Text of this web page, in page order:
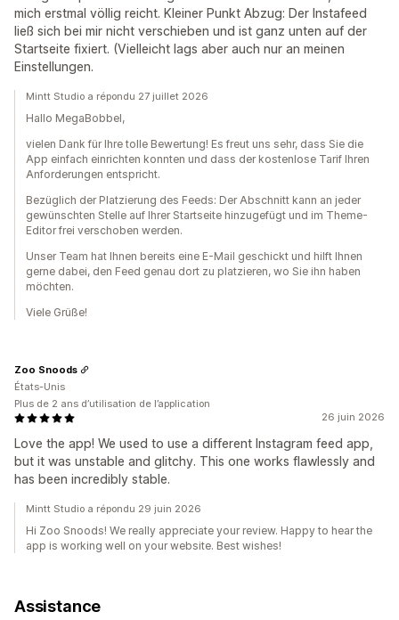
mich erstmal völlig reicht. Kleiner Punkt Abzug: Der Instafeed
ließ sich bei mir nicht verschieben und ist ganz unten auf der
Startseite fixiert. (Vielleicht lags aber auch nur an meinen
Einstellungen.
Mintt Studio a répondu 27 juillet 2026
Hallo MegaBobbel,
vielen Dank für Ihre tolle Bewertung! Es freut uns sehr, dass Sie die
App einfach einrichten konnten und dass der kostenlose Tarif Ihren
Anforderungen entspricht.
Bezüglich der Platzierung des Feeds: Der Abschnitt kann an jeder
gewünschten Stelle auf Ihrer Startseite hinzugefügt und im Theme-
Editor frei verschoben werden.
Unser Team hat Ihnen bereits eine E-Mail geschickt und hilft Ihnen
gerne dabei, den Feed genau dort zu platzieren, wo Sie ihn haben
möchten.
Viele Grüße!
26 juin 2026
Love the app! We used to use a different Instagram feed app,
but it was unstable and glitchy. This one works flawlessly and
has been incredibly stable.
Zoo Snoods
États-Unis
Plus de 2 ans d’utilisation de l’application
Mintt Studio a répondu 29 juin 2026
Hi Zoo Snoods! We really appreciate your review. Happy to hear the
app is working well on your website. Best wishes!
Assistance